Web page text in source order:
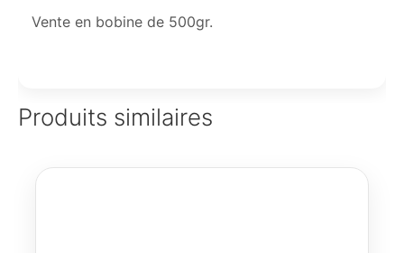
Vente en bobine de 500gr.
Produits similaires